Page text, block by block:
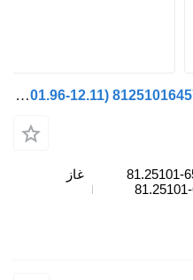
مصباح أمامي MAN ليونز سيتي a23 (01.96-12.11) 81251016457 لـ الباصات MAN Lion's bus (1991-)
غاز